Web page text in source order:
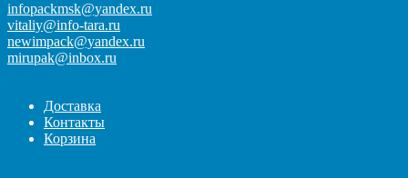
infopackmsk@yandex.ru
vitaliy@info-tara.ru
newimpack@yandex.ru
mirupak@inbox.ru
Доставка
Контакты
Корзина